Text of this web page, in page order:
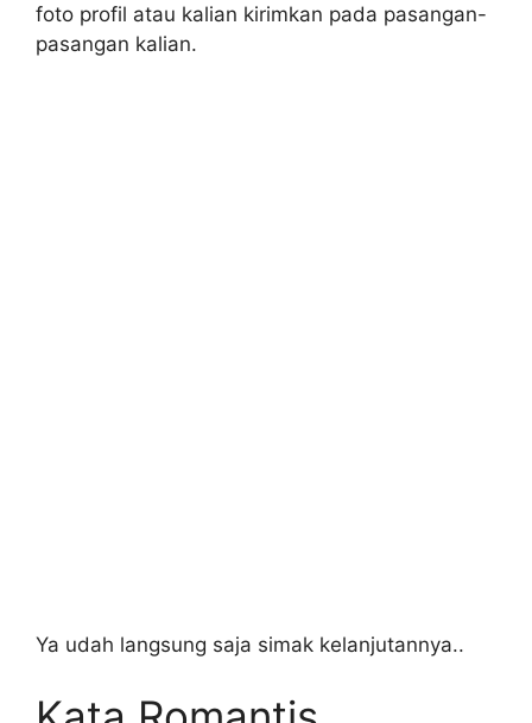
foto profil atau kalian kirimkan pada pasangan-
pasangan kalian.
Ya udah langsung saja simak kelanjutannya..